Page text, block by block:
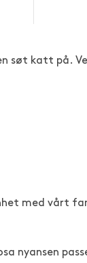
søt katt på.
med vårt
nyansen